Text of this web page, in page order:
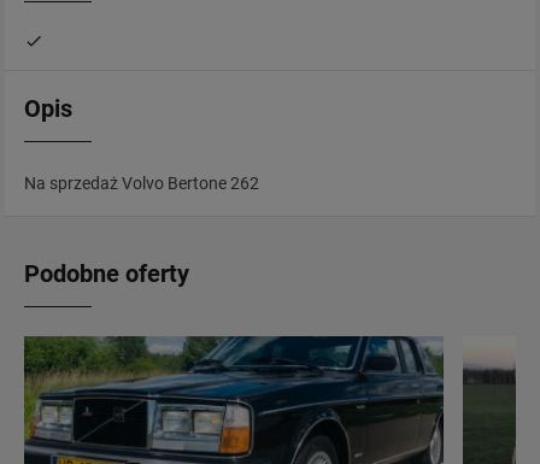
Opis
Na sprzedaż Volvo Bertone 262
Podobne oferty